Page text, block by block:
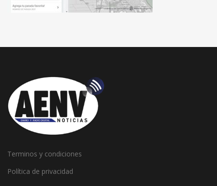
Terminos y condiciones
Política de privacidad